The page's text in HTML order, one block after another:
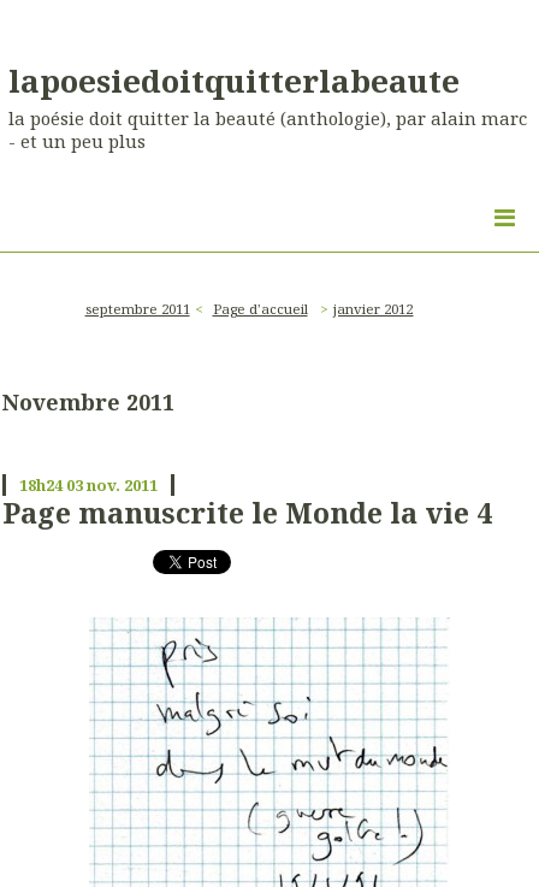
lapoesiedoitquitterlabeaute
la poésie doit quitter la beauté (anthologie), par alain marc
- et un peu plus
septembre 2011 Page d'accueil janvier 2012
Novembre 2011
18h24 03nov. 2011
Page manuscrite le Monde la vie 4